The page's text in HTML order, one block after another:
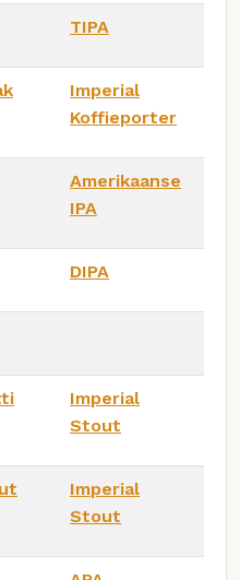
TIPA
Imperial
Koffieporter
Amerikaanse
IPA
DIPA
Imperial
Stout
Imperial
Stout